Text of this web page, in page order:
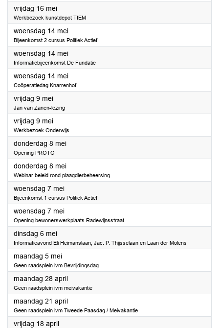
vrijdag 16 mei2025
Werkbezoek kunstdepot TIEM
woensdag 14 mei2025
Bijeenkomst 2 cursus Politiek Actief
woensdag 14 mei2025
Informatiebijeenkomst De Fundatie
woensdag 14 mei2025
Coöperatiedag Knarrenhof
vrijdag 9 mei2025
Jan van Zanen-lezing
vrijdag 9 mei2025
Werkbezoek Onderwijs
donderdag 8 mei2025
Opening PROTO
donderdag 8 mei2025
Webinar beleid rond plaagdierbeheersing
woensdag 7 mei2025
Bijeenkomst 1 cursus Politiek Actief
woensdag 7 mei2025
Opening bewonerswerkplaats Radewijnsstraat
dinsdag 6 mei2025
Informatieavond Eli Heimanslaan, Jac. P. Thijsselaan en Laan der Molens
maandag 5 mei2025
Geen raadsplein ivm Bevrijdingsdag
maandag 28 april2025
Geen raadsplein ivm meivakantie
maandag 21 april2025
Geen raadsplein ivm Tweede Paasdag / Meivakantie
vrijdag 18 april2025